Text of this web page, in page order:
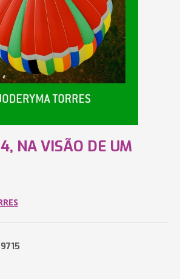
NA VISÃO DE UM